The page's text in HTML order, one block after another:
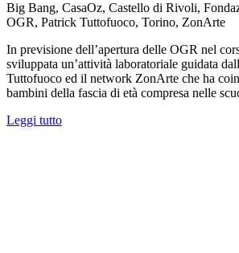
Big Bang, CasaOz, Castello di Rivoli,
OGR, Patrick Tuttofuoco, Torino, ZonArte
In previsione dell’apertura delle OGR nel
sviluppata un’attività laboratoriale guidata
Tuttofuoco ed il network ZonArte che ha
bambini della fascia di età compresa nelle
Leggi tutto